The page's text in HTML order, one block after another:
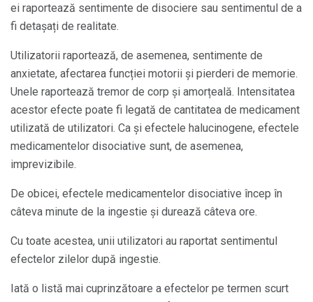
ei raportează sentimente de disociere sau sentimentul de a
fi detașați de realitate.
Utilizatorii raportează, de asemenea, sentimente de
anxietate, afectarea funcției motorii și pierderi de memorie.
Unele raportează tremor de corp și amorțeală. Intensitatea
acestor efecte poate fi legată de cantitatea de medicament
utilizată de utilizatori. Ca și efectele halucinogene, efectele
medicamentelor disociative sunt, de asemenea,
imprevizibile.
De obicei, efectele medicamentelor disociative încep în
câteva minute de la ingestie și durează câteva ore.
Cu toate acestea, unii utilizatori au raportat sentimentul
efectelor zilelor după ingestie.
Iată o listă mai cuprinzătoare a efectelor pe termen scurt